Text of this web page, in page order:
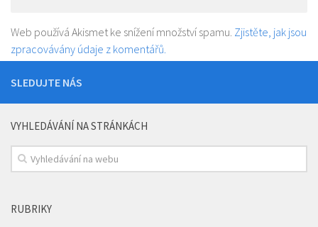
Web používá Akismet ke snížení množství spamu. Zjistěte, jak jsou
zpracovávány údaje z komentářů.
SLEDUJTE NÁS
VYHLEDÁVÁNÍ NA STRÁNKÁCH
RUBRIKY